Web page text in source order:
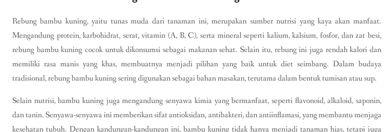
Rebung bambu kuning, yaitu tunas muda dari tanaman ini, merupakan sumber nutrisi yang kaya akan manfaat.
Mengandung protein, karbohidrat, serat, vitamin (A, B, C), serta mineral seperti kalium, kalsium, fosfor, dan zat besi,
rebung bambu kuning cocok untuk dikonsumsi sebagai makanan sehat. Selain itu, rebung ini juga rendah kalori dan
memiliki rasa manis yang khas, membuatnya menjadi pilihan yang baik untuk diet seimbang. Dalam budaya
tradisional, rebung bambu kuning sering digunakan sebagai bahan masakan, terutama dalam bentuk tumisan atau sup.
Selain nutrisi, bambu kuning juga mengandung senyawa kimia yang bermanfaat, seperti flavonoid, alkaloid, saponin,
dan tanin. Senyawa-senyawa ini memberikan sifat antioksidan, antibakteri, dan antiinflamasi, yang membantu menjaga
kesehatan tubuh. Dengan kandungan-kandungan ini, bambu kuning tidak hanya menjadi tanaman hias, tetapi juga